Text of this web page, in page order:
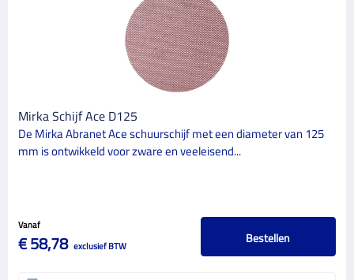
Mirka Schijf Ace D125
De Mirka Abranet Ace schuurschijf met een diameter van 125
mm is ontwikkeld voor zware en veeleisend...
Vanaf
€ 58,78 exclusief BTW Bestellen